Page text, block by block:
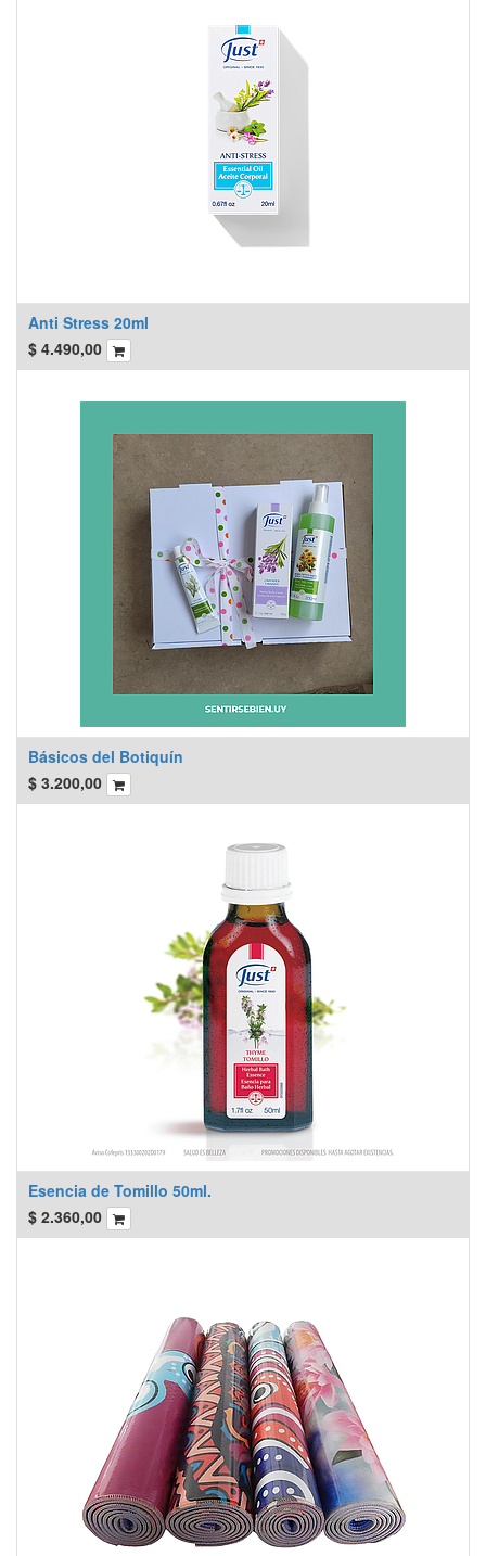
Anti Stress 20ml
$ 4.490,00
Básicos del Botiquín
$ 3.200,00
Esencia de Tomillo 50ml.
$ 2.360,00